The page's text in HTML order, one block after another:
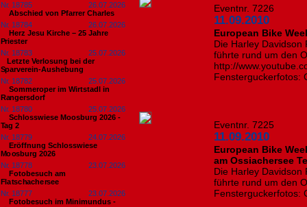
Nr. 18785
26.07.2026
Abschied von Pfarrer Charles
Nr. 18784
26.07.2026
Herz Jesu Kirche – 25 Jahre
Priester
Nr. 18783
25.07.2026
​Letzte Verlosung bei der
Sparverein-Aushebung
Nr. 18782
25.07.2026
Sommeroper im Wirtstadl in
Rangersdorf
Nr. 18780
25.07.2026
Schlosswiese Moosburg 2026 -
Tag 2
Nr. 18779
24.07.2026
Eröffnung Schlosswiese
Moosburg 2026
Nr. 18778
23.07.2026
Fotobesuch am
Flatschachersee
Nr. 18777
23.07.2026
Fotobesuch im Minimundus -
Eventnr. 7226
11.09.2010
European Bike
Die Harley Davidson
führte rund um den
http://
Fensterguckerfotos:
Eventnr. 7225
11.09.2010
European Bike
am Ossiachersee
Die Harley Davidson
führte rund um den
Fensterguckerfotos: